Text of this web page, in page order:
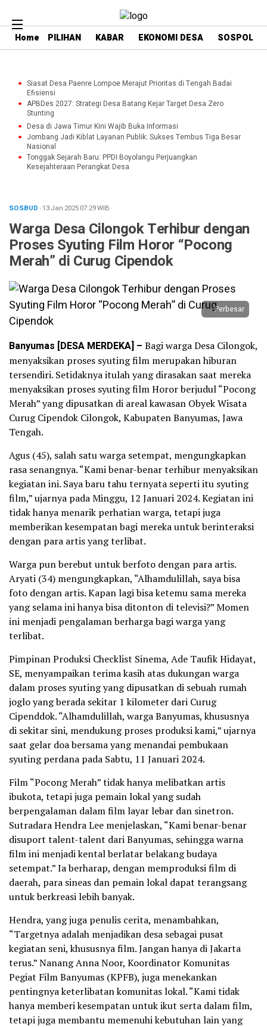
Home PILIHAN KABAR EKONOMI DESA SOSPOL
Siasat Desa Paenre Lompoe Merajut Prioritas di Tengah Badai
Efisiensi
APBDes 2027: Strategi Desa Batang Kejar Target Desa Zero
Stunting
Desa di Jawa Timur Kini Wajib Buka Informasi
Jombang Jadi Kiblat Layanan Publik: Sukses Tembus Tiga Besar
Nasional
Tonggak Sejarah Baru: PPDI Boyolangu Perjuangkan
Kesejahteraan Perangkat Desa
SOSBUD · 13 Jan 202507:29WIB ·
Warga Desa Cilongok Terhibur dengan
Proses Syuting Film Horor “Pocong
Merah” di Curug Cipendok
Perbesar
Banyumas [DESA MERDEKA] – Bagi warga Desa Cilongok,
menyaksikan proses syuting film merupakan hiburan
tersendiri. Setidaknya itulah yang dirasakan saat mereka
menyaksikan proses syuting film Horor berjudul “Pocong
Merah” yang dipusatkan di areal kawasan Obyek Wisata
Curug Cipendok Cilongok, Kabupaten Banyumas, Jawa
Tengah.
Agus (45), salah satu warga setempat, mengungkapkan
rasa senangnya. “Kami benar-benar terhibur menyaksikan
kegiatan ini. Saya baru tahu ternyata seperti itu syuting
film,” ujarnya pada Minggu, 12 Januari 2024. Kegiatan ini
tidak hanya menarik perhatian warga, tetapi juga
memberikan kesempatan bagi mereka untuk berinteraksi
dengan para artis yang terlibat.
Warga pun berebut untuk berfoto dengan para artis.
Aryati (34) mengungkapkan, “Alhamdulillah, saya bisa
foto dengan artis. Kapan lagi bisa ketemu sama mereka
yang selama ini hanya bisa ditonton di televisi?” Momen
ini menjadi pengalaman berharga bagi warga yang
terlibat.
Pimpinan Produksi Checklist Sinema, Ade Taufik Hidayat,
SE, menyampaikan terima kasih atas dukungan warga
dalam proses syuting yang dipusatkan di sebuah rumah
joglo yang berada sekitar 1 kilometer dari Curug
Cipenddok. “Alhamdulillah, warga Banyumas, khususnya
di sekitar sini, mendukung proses produksi kami,” ujarnya
saat gelar doa bersama yang menandai pembukaan
syuting perdana pada Sabtu, 11 Januari 2024.
Film “Pocong Merah” tidak hanya melibatkan artis
ibukota, tetapi juga pemain lokal yang sudah
berpengalaman dalam film layar lebar dan sinetron.
Sutradara Hendra Lee menjelaskan, “Kami benar-benar
disuport talent-talent dari Banyumas, sehingga warna
film ini menjadi kental berlatar belakang budaya
setempat.” Ia berharap, dengan memproduksi film di
daerah, para sineas dan pemain lokal dapat terangsang
untuk berkreasi lebih banyak.
Hendra, yang juga penulis cerita, menambahkan,
“Targetnya adalah menjadikan desa sebagai pusat
kegiatan seni, khususnya film. Jangan hanya di Jakarta
terus.” Nanang Anna Noor, Koordinator Komunitas
Pegiat Film Banyumas (KPFB), juga menekankan
pentingnya keterlibatan komunitas lokal. “Kami tidak
hanya memberi kesempatan untuk ikut serta dalam film,
tetapi juga membantu memenuhi kebutuhan lain yang